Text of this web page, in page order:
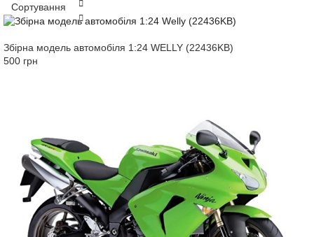
Сортування
Збірна модель автомобіля 1:24 WELLY (22436KB)
500 грн